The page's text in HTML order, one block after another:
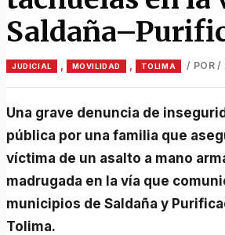
JUDICIAL MOVILIDAD TOLIMA / POR /
Una grave denuncia de inseguridad fue hecha
pública por una familia que
víctima de un asalto a mano
madrugada en la vía que
municipios de Saldaña y
Tolima.